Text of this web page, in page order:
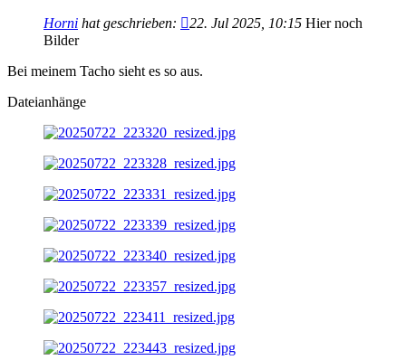
Horni hat geschrieben: 22. Jul 2025, 10:15 Hier noch
Bilder
Bei meinem Tacho sieht es so aus.
Dateianhänge